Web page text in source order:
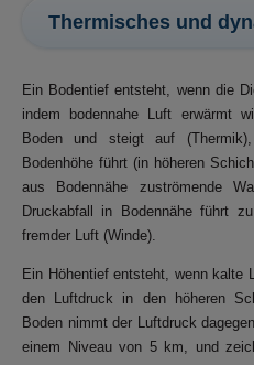
Thermisches und
Ein Bodentief entsteht, wenn die
indem bodennahe Luft erwärmt
Boden und steigt auf
Bodenhöhe führt (in höheren
aus Bodennähe zuströmende
Druckabfall in Bodennähe führt
fremder Luft (Winde).
Ein Höhentief entsteht, wenn kalte
den Luftdruck in den höheren
Boden nimmt der Luftdruck
einem Niveau von 5 km, und